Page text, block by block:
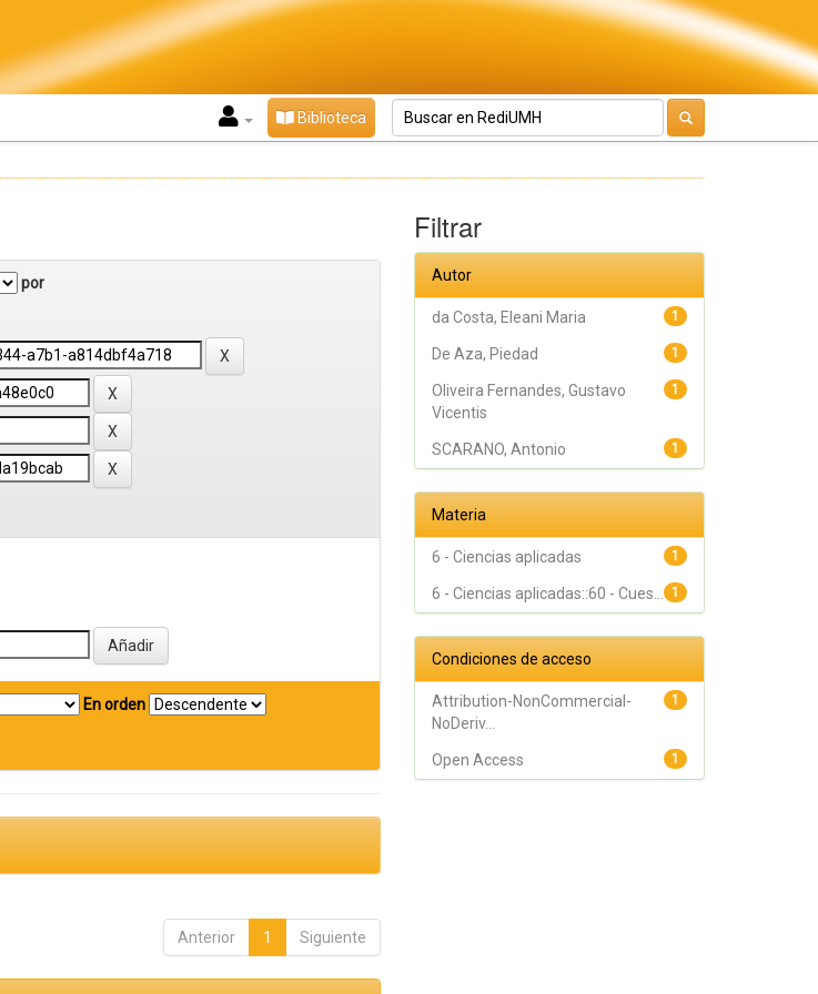
Biblioteca
por
En orden
Anterior 1 Siguiente
Filtrar
Autor
1
da Costa, Eleani Maria
1
De Aza, Piedad
1
Oliveira Fernandes, Gustavo
Vicentis
1
SCARANO, Antonio
Materia
1
6 - Ciencias aplicadas
1
6 - Ciencias aplicadas::60 - Cues...
Condiciones de acceso
1
Attribution-NonCommercial-
NoDeriv...
1
Open Access